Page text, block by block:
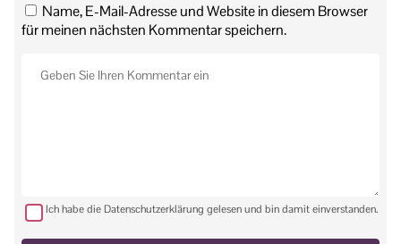
Name, E-Mail-Adresse und Website in diesem Browser
für meinen nächsten Kommentar speichern.
Ich habe die Datenschutzerklärung gelesen und bin damit einverstanden.